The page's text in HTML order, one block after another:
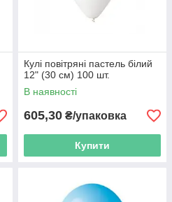
Кулі повітряні пастель білий
12" (30 см) 100 шт.
В наявності
605,30 ₴/упаковка
Купити